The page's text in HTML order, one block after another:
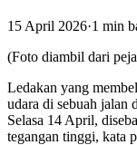
15 April 2026·1 min
(Foto diambil dari
Ledakan yang
udara di sebuah jalan
Selasa 14 April,
tegangan tinggi, kata